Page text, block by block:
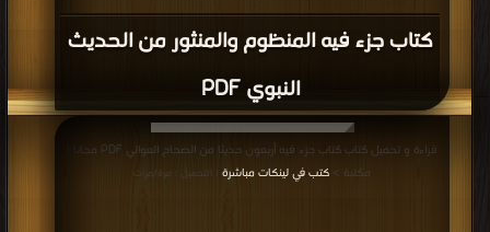
كتاب جزء فيه المنظوم والمنثور من الحديث
النبوي PDF
قراءة و تحميل كتاب كتاب جزء فيه أربعون حديثا من الصحاح العوالي PDF مجانا |
مكتبة > كتب في لينكات مباشرة | التحميل : مرة/مرات